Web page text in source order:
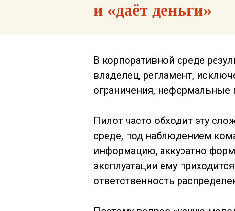
и «даёт деньги»
В корпоративной среде
владелец, регламент,
ограничения, неформальные
Пилот часто обходит эту
среде, под наблюдением
информацию, аккуратно
эксплуатации ему
ответственность